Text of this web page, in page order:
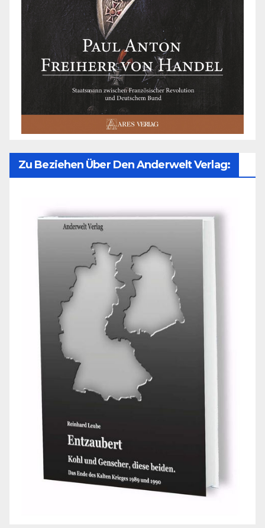
Zu Beziehen Über Den Anderwelt Verlag: